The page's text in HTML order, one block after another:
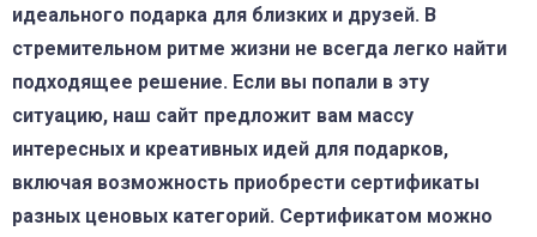
идеального подарка для близких и друзей. В
стремительном ритме жизни не всегда легко найти
подходящее решение. Если вы попали в эту
ситуацию, наш сайт предложит вам массу
интересных и креативных идей для подарков,
включая возможность приобрести сертификаты
разных ценовых категорий. Сертификатом можно